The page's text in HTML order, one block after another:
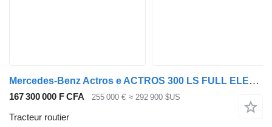
Mercedes-Benz Actros e ACTROS 300 LS FULL ELECTRIC
167 300 000 F CFA 255 000 € ≈ 292 900 $US
Tracteur routier